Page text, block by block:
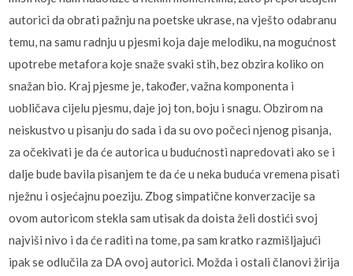
autorici da obrati pažnju na poetske ukrase, na vješto odabranu
temu, na samu radnju u pjesmi koja daje melodiku, na mogućnost
upotrebe metafora koje snaže svaki stih, bez obzira koliko on
snažan bio. Kraj pjesme je, također, važna komponenta i
uobličava cijelu pjesmu, daje joj ton, boju i snagu. Obzirom na
neiskustvo u pisanju do sada i da su ovo počeci njenog pisanja,
za očekivati je da će autorica u budućnosti napredovati ako se i
dalje bude bavila pisanjem te da će u neka buduća vremena pisati
nježnu i osjećajnu poeziju. Zbog simpatične konverzacije sa
ovom autoricom stekla sam utisak da doista želi dostići svoj
najviši nivo i da će raditi na tome, pa sam kratko razmišljajući
ipak se odlučila za DA ovoj autorici. Možda i ostali članovi žirija